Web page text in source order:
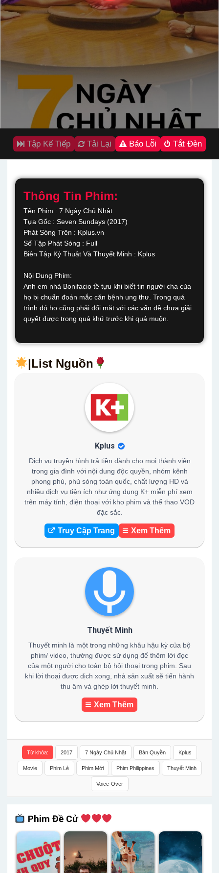
Tập Kế Tiếp Tải Lại Báo Lỗi Tắt Đèn
Thông Tin Phim:
Tên Phim : 7 Ngày Chủ Nhật
Tựa Gốc : Seven Sundays (2017)
Phát Sóng Trên : Kplus.vn
Số Tập Phát Sóng : Full
Biên Tập Kỷ Thuật Và Thuyết Minh : Kplus
Nội Dung Phim:
Anh em nhà Bonifacio tề tựu khi biết tin người cha của
họ bị chuẩn đoán mắc căn bệnh ung thư. Trong quá
trình đó họ cũng phải đối mặt với các vấn đề chưa giải
quyết được trong quá khứ trước khi quá muộn.
|List Nguồn
Kplus
Dịch vụ truyền hình trả tiền dành cho mọi thành viên
trong gia đình với nội dung độc quyền, nhóm kênh
phong phú, phủ sóng toàn quốc, chất lượng HD và
nhiều dịch vụ tiện ích như ứng dụng K+ miễn phí xem
trên máy tính, điện thoại với kho phim và thể thao VOD
đặc sắc.
Truy Cập Trang Xem Thêm
Thuyết Minh
Thuyết minh là một trong những khâu hậu kỳ của bộ
phim/ video, thường được sử dụng để thêm lời đọc
của một người cho toàn bộ hội thoại trong phim. Sau
khi lời thoại được dịch xong, nhà sản xuất sẽ tiến hành
thu âm và ghép lời thuyết minh.
Xem Thêm
Từ khóa: 2017 7 Ngày Chủ Nhật Bản Quyền Kplus
Movie Phim Lẻ Phim Mới Phim Philippines Thuyết Minh
Voice-Over
Phim Đề Cử